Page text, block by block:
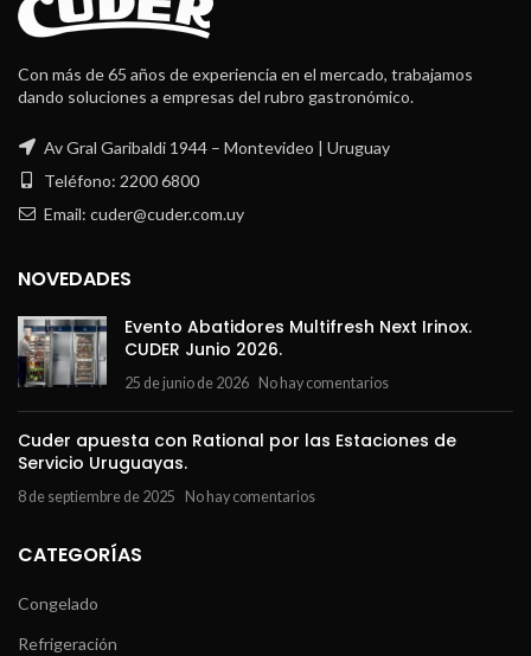
Con más de 65 años de experiencia en el mercado, trabajamos
dando soluciones a empresas del rubro gastronómico.
Av Gral Garibaldi 1944 – Montevideo | Uruguay
Teléfono: 2200 6800
Email: cuder@cuder.com.uy
NOVEDADES
Evento Abatidores Multifresh Next Irinox.
CUDER Junio 2026.
25 de junio de 2026 No hay comentarios
Cuder apuesta con Rational por las Estaciones de
Servicio Uruguayas.
8 de septiembre de 2025 No hay comentarios
CATEGORÍAS
Congelado
Refrigeración